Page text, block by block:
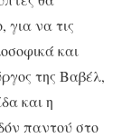
να τις
και
της Βαβέλ,
και η
παντού στο